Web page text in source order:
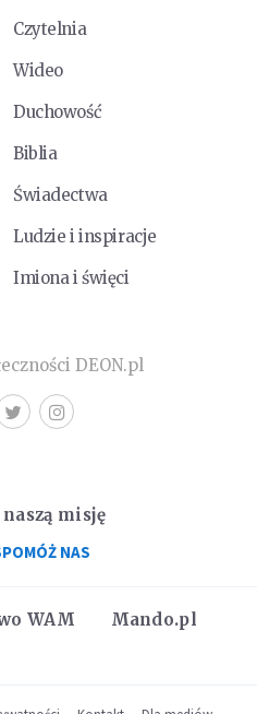
Czytelnia
Wideo
Duchowość
Biblia
Świadectwa
Ludzie i inspiracje
Imiona i święci
DEON.pl
WAM
Mando.pl
misję
NAS